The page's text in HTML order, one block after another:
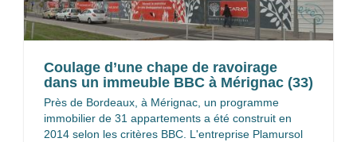
Coulage d’une chape de ravoirage
dans un immeuble BBC à Mérignac (33)
Près de Bordeaux, à Mérignac, un programme
immobilier de 31 appartements a été construit en
2014 selon les critères BBC. L'entreprise Plamursol